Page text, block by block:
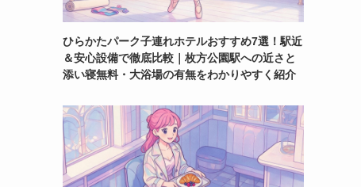
ひらかたパーク子連れホテルおすすめ7選！駅近
＆安心設備で徹底比較｜枚方公園駅への近さと
添い寝無料・大浴場の有無をわかりやすく紹介